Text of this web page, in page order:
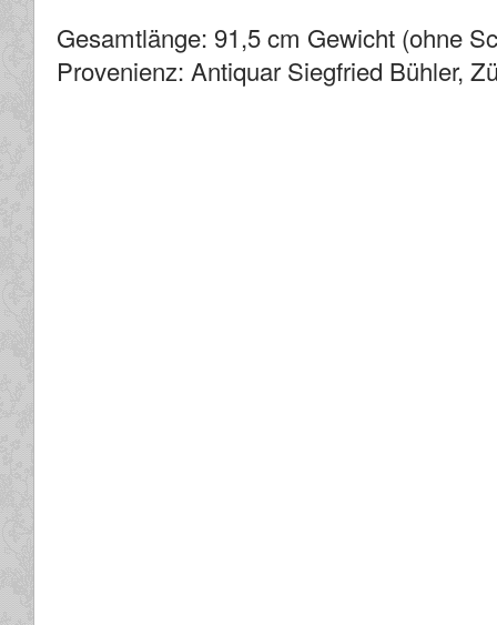
Gesamtlänge: 91,5 cm Gewicht (ohne
Provenienz: Antiquar Siegfried Bühler,